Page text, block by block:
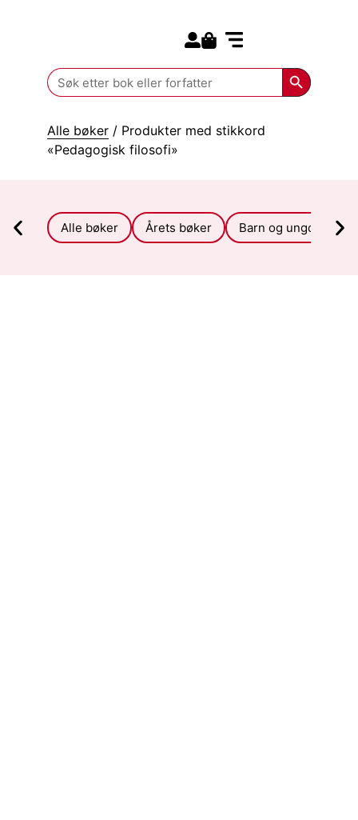
Search
for:
Search
Alle bøker / Produkter med stikkord
«Pedagogisk filosofi»
Alle bøker Årets bøker Barn og ungdom